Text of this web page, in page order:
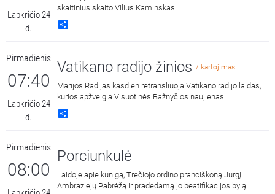
Lapkričio 24
d.
skaitinius skaito Vilius Kaminskas.
Pirmadienis
07:40
Lapkričio 24
d.
Vatikano radijo žinios / kartojimas
Marijos Radijas kasdien retransliuoja Vatikano radijo laidas,
kurios apžvelgia Visuotinės Bažnyčios naujienas.
Pirmadienis
08:00
Porciunkulė
Laidoje apie kunigą, Trečiojo ordino pranciškoną Jurgį
Ambraziejų Pabrėžą ir pradedamą jo beatifikacijos bylą